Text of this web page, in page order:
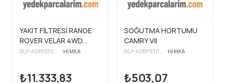
YAKIT FİLTRESİ RANGE
ROVER VELAR 4WD
(L560)
• HIMKA
₺11.333,83
SOĞUTMA HORTUMU
CAMRY VII
• HIMKA
₺503,07